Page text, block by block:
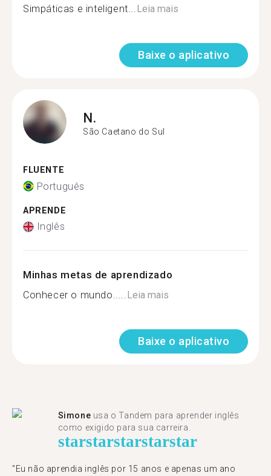
Simpáticas e inteligent...Leia mais
Baixe o aplicativo
N.
São Caetano do Sul
FLUENTE
Português
APRENDE
Inglês
Minhas metas de aprendizado
Conhecer o mundo.....Leia mais
Baixe o aplicativo
Simone usa o Tandem para aprender inglês
como exigido para sua carreira.
starstarstarstarstar
"Eu não aprendia inglês por 15 anos e apenas um ano